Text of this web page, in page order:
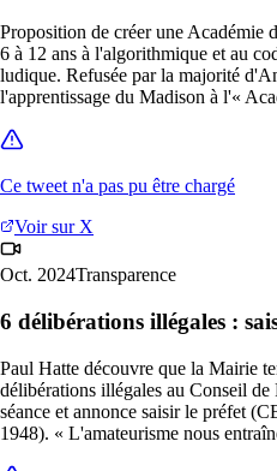
Proposition de créer une Académie
6 à 12 ans à l'algorithmique et au
ludique. Refusée par la majorité
l'apprentissage du Madison à l'«
Ce tweet n'a pas pu être chargé
Voir sur X
Oct. 2024Transparence
6 délibérations illégales :
Paul Hatte découvre que la Mairie
délibérations illégales au Conseil
séance et annonce saisir le préfet
1948). « L'amateurisme nous